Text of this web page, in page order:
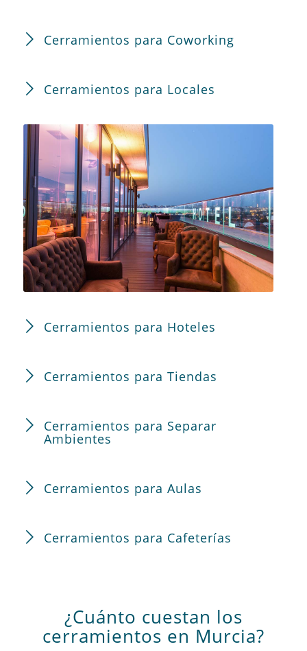
Cerramientos para Coworking
Cerramientos para Locales
Cerramientos para Hoteles
Cerramientos para Tiendas
Cerramientos para Separar
Ambientes
Cerramientos para Aulas
Cerramientos para Cafeterías
¿Cuánto cuestan los
cerramientos en Murcia?